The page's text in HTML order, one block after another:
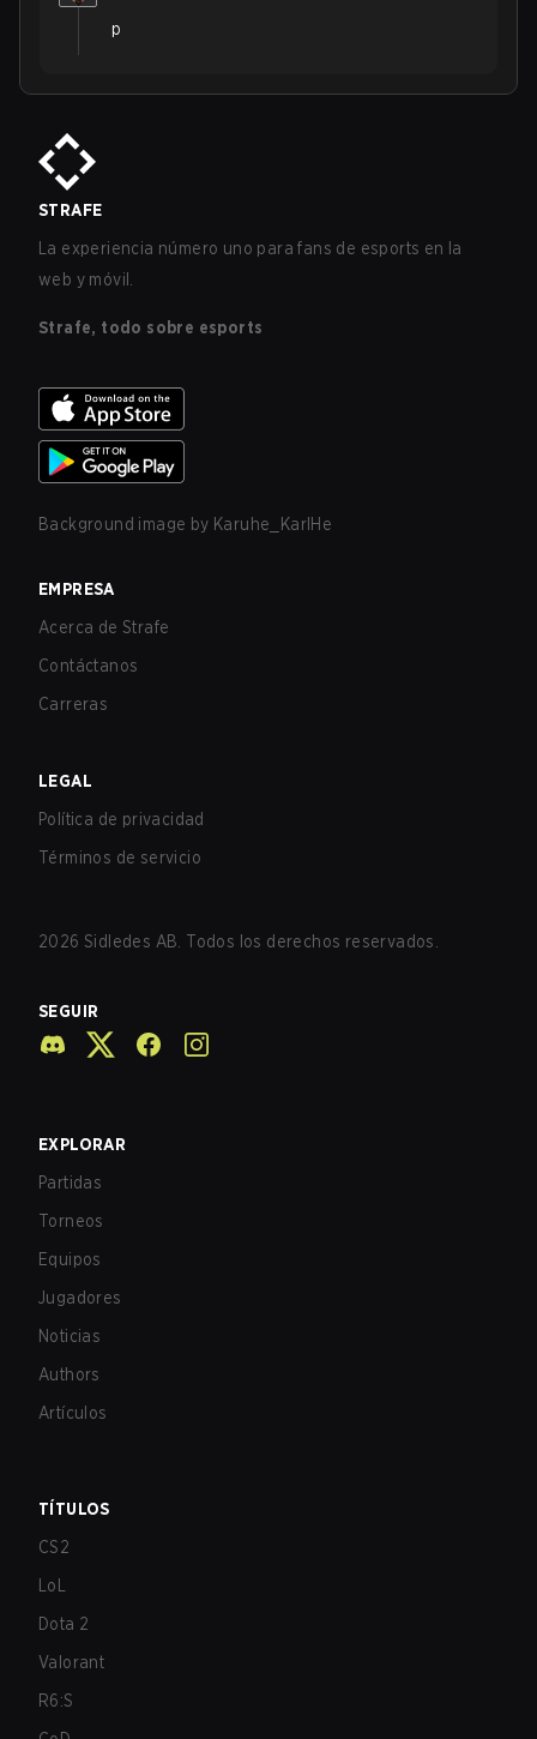
р
STRAFE
La experiencia número uno para fans de esports en la
web y móvil.
Strafe, todo sobre esports
Background image by Karuhe_KarlHe
EMPRESA
Acerca de Strafe
Contáctanos
Carreras
LEGAL
Política de privacidad
Términos de servicio
2026 Sidledes AB. Todos los derechos reservados.
SEGUIR
EXPLORAR
Partidas
Torneos
Equipos
Jugadores
Noticias
Authors
Artículos
TÍTULOS
CS2
LoL
Dota 2
Valorant
R6:S